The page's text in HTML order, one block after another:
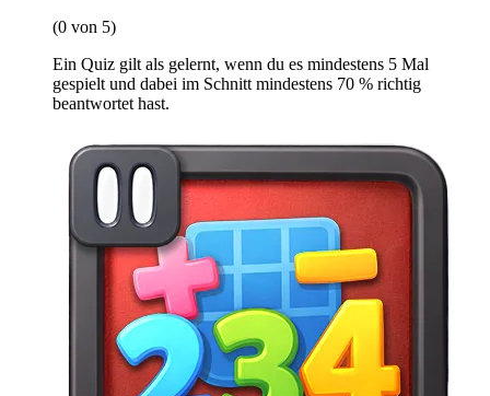
(0 von 5)
Ein Quiz gilt als gelernt, wenn du es mindestens 5 Mal
gespielt und dabei im Schnitt mindestens 70 % richtig
beantwortet hast.